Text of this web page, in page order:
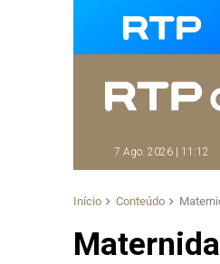
7 Ago. 2026 | 11:12
Início Conteúdo